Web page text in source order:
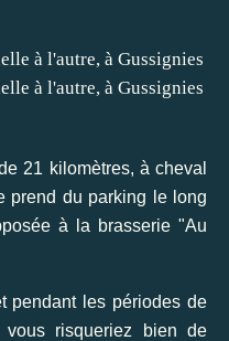
21 kilomètres, à cheval
prend du parking le long
à la brasserie "Au
pendant les périodes de
risqueriez bien de